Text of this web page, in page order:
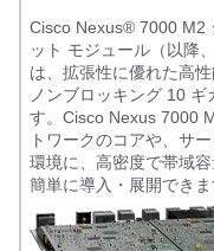
Cisco Nexus® 7000 M2
ット モジュール（以降
は、拡張性に優れた高
ノンブロッキング 10
す。Cisco Nexus 7000
トワークのコアや、サ
環境に、高密度で帯域
簡単に導入・展開できま